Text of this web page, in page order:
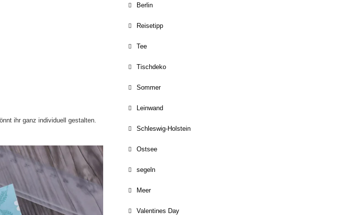
ihr ganz individuell gestalten.
Berlin
Reisetipp
Tee
Tischdeko
Sommer
Leinwand
Schleswig-Holstein
Ostsee
segeln
Meer
Valentines Day